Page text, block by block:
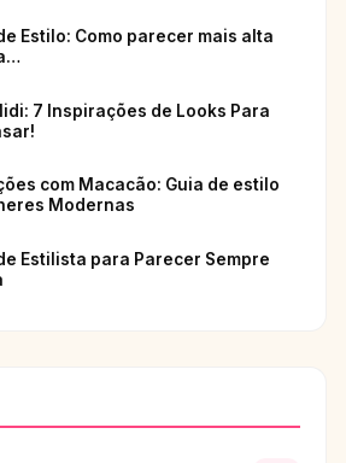
Estilo: Como parecer mais alta
7 Inspirações de Looks Para
com Macacão: Guia de estilo
Modernas
Estilista para Parecer Sempre